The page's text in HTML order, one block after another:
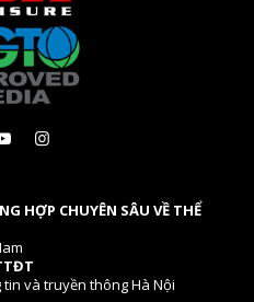
HỢP CHUYÊN SÂU VỀ THỂ
và truyền thông Hà Nội